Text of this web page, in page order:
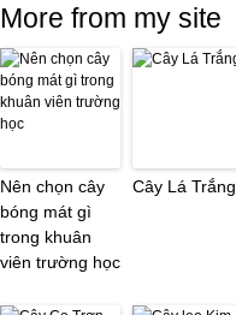
More from my site
Nên chọn cây
bóng mát gì
trong khuân
viên trường học
Cây Lá Trắng